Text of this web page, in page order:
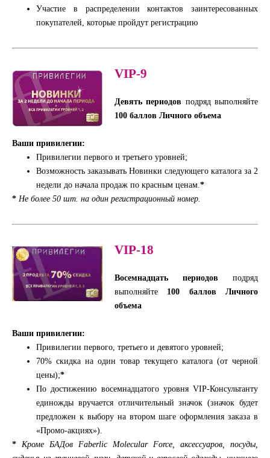
Участие в распределении контактов заинтересованных
покупателей, которые пройдут регистрацию
VIP-9
Девять периодов подряд выполняйте
100 баллов Личного объема
Ваши привилегии:
Привилегии первого и третьего уровней;
Возможность заказывать Новинки следующего каталога за 2
недели до начала продаж по красным ценам. *
* Не более 50 шт. на один регистрационный номер.
VIP-18
Восемнадцать периодов подряд
выполняйте 100 баллов Личного
объема
Ваши привилегии:
Привилегии первого, третьего и девятого уровней;
70% скидка на один товар текущего каталога (от черной
цены);*
По достижению восемнадцатого уровня VIP-Консультанту
единожды вручается отличительный значок (значок будет
предложен к выбору на втором шаге оформления заказа в
«Промо-акциях»).
*
Кроме БАДов Faberlic Molecular Force, аксессуаров, посуды,